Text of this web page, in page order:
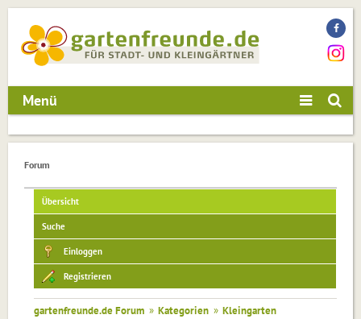
Menü
Forum
Übersicht
Suche
Einloggen
Registrieren
gartenfreunde.de Forum » Kategorien » Kleingarten